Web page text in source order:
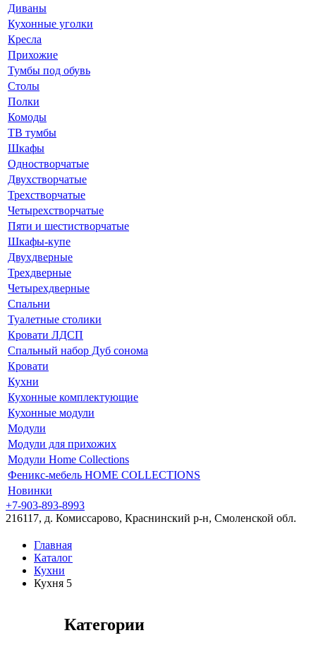
Диваны
Кухонные уголки
Кресла
Прихожие
Тумбы под обувь
Столы
Полки
Комоды
ТВ тумбы
Шкафы
Одностворчатые
Двухстворчатые
Трехстворчатые
Четырехстворчатые
Пяти и шестистворчатые
Шкафы-купе
Двухдверные
Трехдверные
Четырехдверные
Спальни
Туалетные столики
Кровати ЛДСП
Спальный набор Дуб сонома
Кровати
Кухни
Кухонные комплектующие
Кухонные модули
Модули
Модули для прихожих
Модули Home Collections
Феникс-мебель HOME COLLECTIONS
Новинки
+7-903-893-8993
216117, д. Комиссарово, Краснинский р-н, Смоленской обл.
Главная
Каталог
Кухни
Кухня 5
Категории